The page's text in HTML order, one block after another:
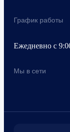
График работы
Ежедневно с
Мы в сети